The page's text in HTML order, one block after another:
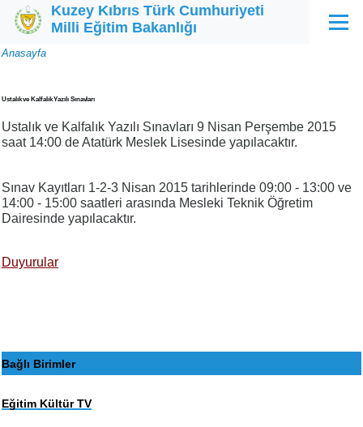
Ana içeriğe atla
Kuzey Kıbrıs Türk Cumhuriyeti
Milli Eğitim Bakanlığı
Menü
Sayfa
Anasayfa
Ustalık ve Kalfalık Yazılı Sınavları
Ustalık ve Kalfalık Yazılı Sınavları 9 Nisan Perşembe 2015
saat 14:00 de Atatürk Meslek Lisesinde yapılacaktır.
Sınav Kayıtları 1-2-3 Nisan 2015 tarihlerinde 09:00 - 13:00 ve
14:00 - 15:00 saatleri arasında Mesleki Teknik Öğretim
Dairesinde yapılacaktır.
Duyurular
Bağlı Birimler
Eğitim Kültür TV